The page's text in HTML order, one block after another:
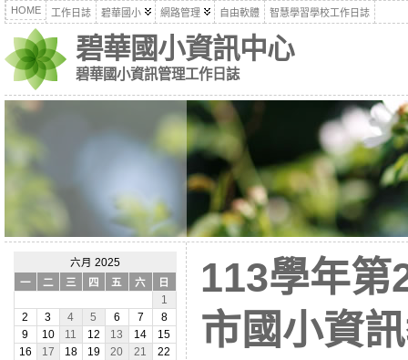
HOME 工作日誌 碧華國小 網路管理 自由軟體 智慧學習學校工作日誌
碧華國小資訊中心
碧華國小資訊管理工作日誌
六月 2025
一
二 三 四 五 六
日
1
2
3 4 5 6 7
8
9
10 11 12 13 14
15
16
17 18 19 20 21
22
113學年第
市國小資